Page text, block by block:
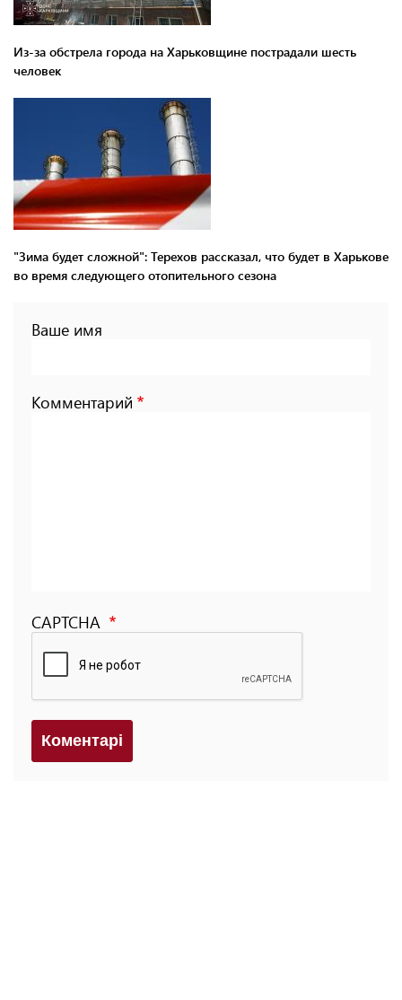
Из-за обстрела города на Харьковщине пострадали шесть
человек
"Зима будет сложной": Терехов рассказал, что будет в Харькове
во время следующего отопительного сезона
Ваше имя
Комментарий
CAPTCHA
Коментарi